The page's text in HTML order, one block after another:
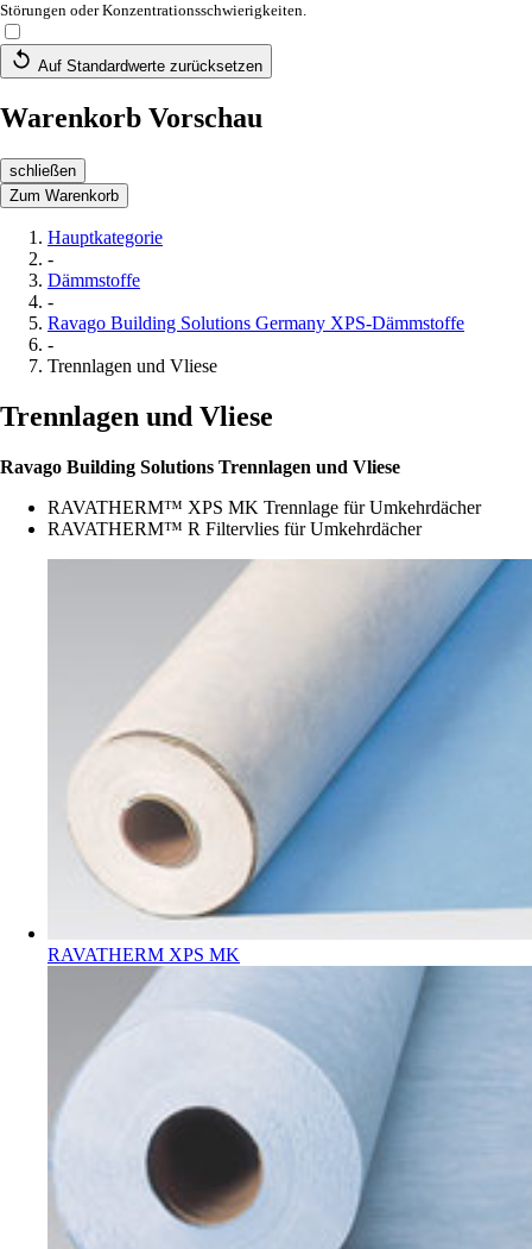
Störungen oder Konzentrationsschwierigkeiten.
Auf Standardwerte zurücksetzen
Warenkorb Vorschau
schließen
Zum Warenkorb
Hauptkategorie
-
Dämmstoffe
-
Ravago Building Solutions Germany XPS-Dämmstoffe
-
Trennlagen und Vliese
Trennlagen und Vliese
Ravago Building Solutions Trennlagen und Vliese
RAVATHERM™ XPS MK Trennlage für Umkehrdächer
RAVATHERM™ R Filtervlies für Umkehrdächer
RAVATHERM XPS MK